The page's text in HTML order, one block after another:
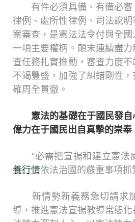
有件必須具備、有備必審
律例、處所性律例、司法說
案審查，是憲法法令付與全
一項主要權柄。顛末連續盡
查任務扎實推動，審查力度
不竭豐盛，加強了糾錯剛性
確周全貫徹。
憲法的基礎在于國民發自
偉力在于國民出自真摯的崇奉
“必需把宣揚和建立憲法
養行情依法治國的嚴重事項抓
新情勢新義務急切請求
導，推進憲法宣揚教導常態